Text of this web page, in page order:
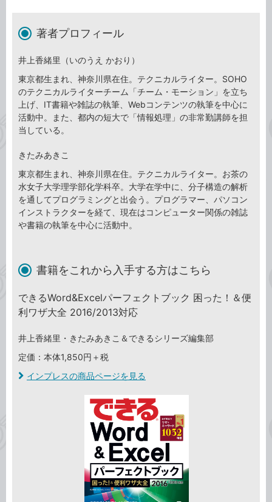
著者プロフィール
井上香緒里（いのうえ かおり）
東京都生まれ、神奈川県在住。テクニカルライター。SOHO
のテクニカルライターチーム「チーム・モーション」を立ち
上げ、IT書籍や雑誌の執筆、Webコンテンツの執筆を中心に
活動中。また、都内の短大で「情報処理」の非常勤講師を担
当している。
きたみあきこ
東京都生まれ、神奈川県在住。テクニカルライター。お茶の
水女子大学理学部化学科卒。大学在学中に、分子構造の解析
を通してプログラミングと出会う。プログラマー、パソコン
インストラクターを経て、現在はコンピューター関係の雑誌
や書籍の執筆を中心に活動中。
書籍をこれから入手する方はこちら
できるWord&Excelパーフェクトブック 困った！＆便
利ワザ大全 2016/2013対応
井上香緒里・きたみあきこ＆できるシリーズ編集部
定価：本体1,850円＋税
インプレスの商品ページを見る